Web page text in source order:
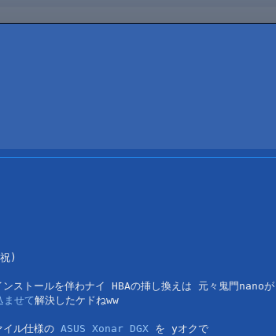
)
ストールを伴わナイ HBAの挿し換えは 元々鬼門nanoが
ませて解決したケドねww
ル仕様の ASUS Xonar DGX を yオクで